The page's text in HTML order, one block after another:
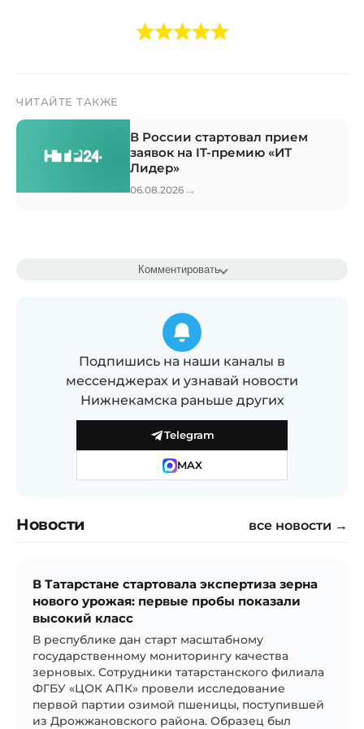
ЧИТАЙТЕ ТАКЖЕ
В России стартовал прием
заявок на IT-премию «ИТ
Лидер»
06.08.2026 →
Комментировать
Подпишись на наши каналы в
мессенджерах и узнавай новости
Нижнекамска раньше других
Telegram
MAX
Новости все новости →
В Татарстане стартовала экспертиза зерна
нового урожая: первые пробы показали
высокий класс
В республике дан старт масштабному
государственному мониторингу качества
зерновых. Сотрудники татарстанского филиала
ФГБУ «ЦОК АПК» провели исследование
первой партии озимой пшеницы, поступившей
из Дрожжановского района. Образец был